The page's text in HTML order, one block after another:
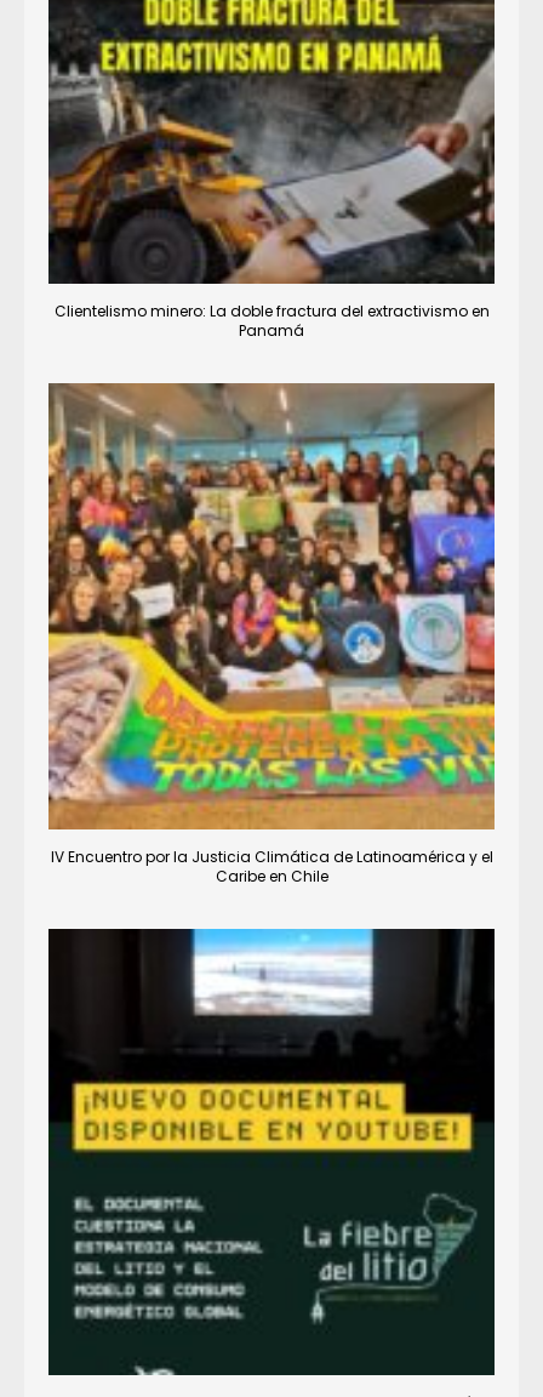
Clientelismo minero: La doble fractura del extractivismo en
Panamá
IV Encuentro por la Justicia Climática de Latinoamérica y el
Caribe en Chile